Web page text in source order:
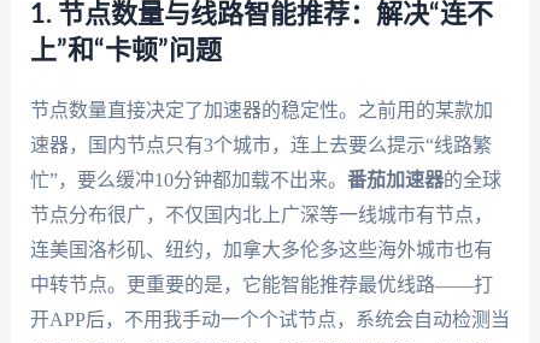
1. 节点数量与线路智能推荐：解决“连不
上”和“卡顿”问题
节点数量直接决定了加速器的稳定性。之前用的某款加
速器，国内节点只有3个城市，连上去要么提示“线路繁
忙”，要么缓冲10分钟都加载不出来。 番茄加速器的全球
节点分布很广，不仅国内北上广深等一线城市有节点，
连美国洛杉矶、纽约，加拿大多伦多这些海外城市也有
中转节点。更重要的是，它能智能推荐最优线路——打
开APP后，不用我手动一个个试节点，系统会自动检测当